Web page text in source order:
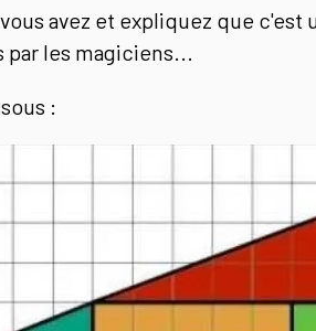
avez et expliquez que
les magiciens...
: